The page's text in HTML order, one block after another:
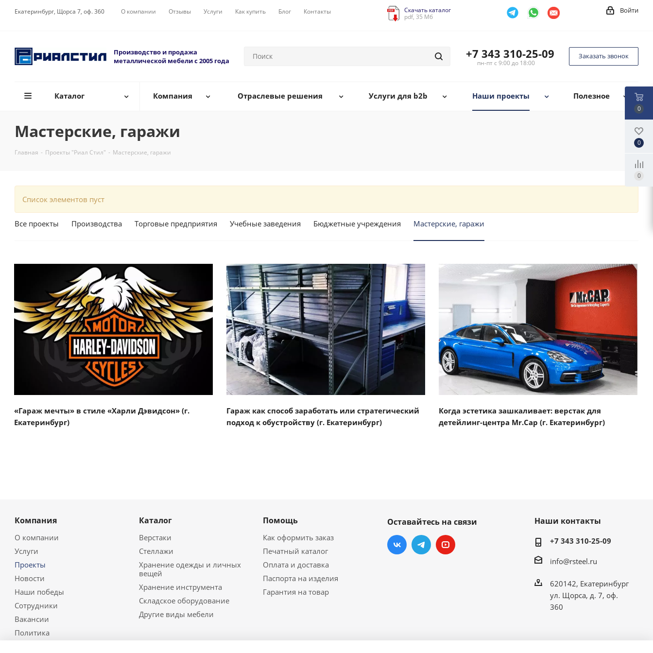
Екатеринбург, Щорса 7, оф. 360 О компании Отзывы Услуги Как купить Блог Контакты
Скачать каталог
pdf, 35 Мб
Войти
Производство и продажа
металлической мебели с 2005 года
+7 343 310-25-09
пн-пт с 9:00 до 18:00
Заказать звонок
Каталог Компания Отраслевые решения Услуги для b2b Наши проекты Полезное
Мастерские, гаражи
Главная - Проекты "Риал Стил" - Мастерские, гаражи
Список элементов пуст
Все проекты Производства Торговые предприятия Учебные заведения Бюджетные учреждения Мастерские, гаражи
Смотреть проект
«Гараж мечты» в стиле «Харли Дэвидсон» (г.
Екатеринбург)
Смотреть проект
Гараж как способ заработать или стратегический
подход к обустройству (г. Екатеринбург)
Смотреть проект
Когда эстетика зашкаливает: верстак для
детейлинг-центра Mr.Cap (г. Екатеринбург)
Компания
О компании
Услуги
Проекты
Новости
Наши победы
Сотрудники
Вакансии
Политика
Каталог
Верстаки
Стеллажи
Хранение одежды и личных
вещей
Хранение инструмента
Складское оборудование
Другие виды мебели
Помощь
Как оформить заказ
Печатный каталог
Оплата и доставка
Паспорта на изделия
Гарантия на товар
Оставайтесь на связи Наши контакты
+7 343 310-25-09
info@rsteel.ru
620142, Екатеринбург
ул. Щорса, д. 7, оф.
360
0
0
0